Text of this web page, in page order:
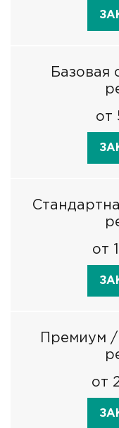
Базовая
от
от
Премиум
от